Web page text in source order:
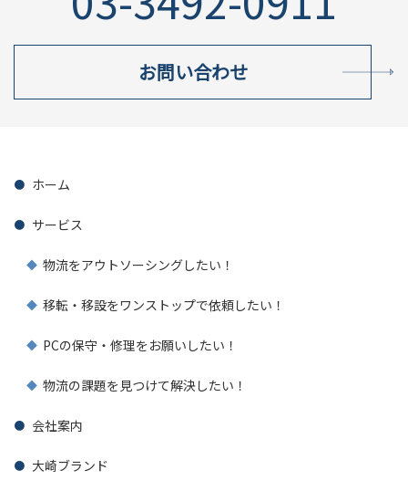
お問い合わせ
ホーム
サービス
物流をアウトソーシングしたい！
移転・移設をワンストップで依頼したい！
PCの保守・修理をお願いしたい！
物流の課題を見つけて解決したい！
会社案内
大崎ブランド